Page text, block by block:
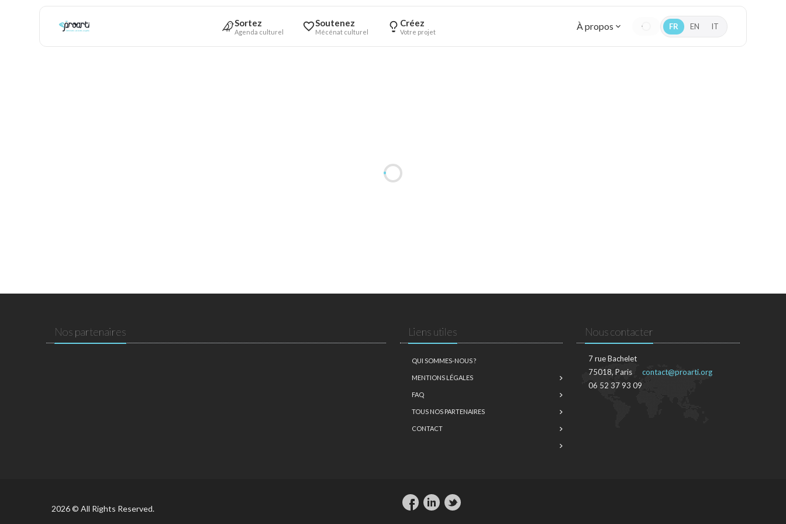
Sortez
Agenda culturel
Soutenez
Mécénat culturel
Créez
Votre projet À propos FR EN IT
Nos partenaires Liens utiles
QUI SOMMES-NOUS ?
MENTIONS LÉGALES
FAQ
TOUS NOS PARTENAIRES
CONTACT
Nous contacter
7 rue Bachelet
75018, Paris
06 52 37 93 09
contact@proarti.org
2026 © All Rights Reserved.